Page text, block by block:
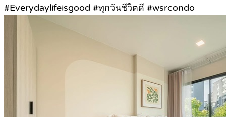
#Everydaylifeisgood #ทุกวันชีวิตดี #wsrcondo